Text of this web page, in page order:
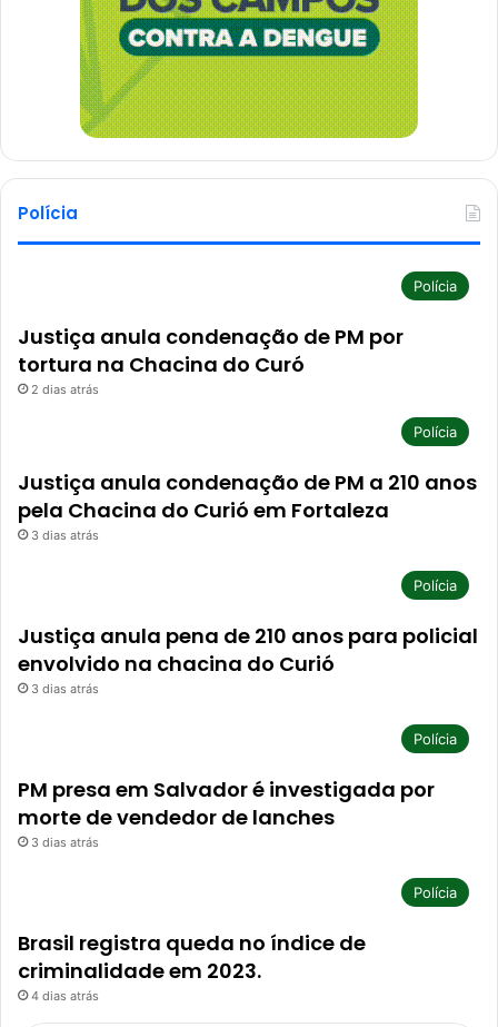
Polícia
Polícia
Justiça anula condenação de PM por
tortura na Chacina do Curó
2 dias atrás
Polícia
Justiça anula condenação de PM a 210 anos
pela Chacina do Curió em Fortaleza
3 dias atrás
Polícia
Justiça anula pena de 210 anos para policial
envolvido na chacina do Curió
3 dias atrás
Polícia
PM presa em Salvador é investigada por
morte de vendedor de lanches
3 dias atrás
Polícia
Brasil registra queda no índice de
criminalidade em 2023.
4 dias atrás